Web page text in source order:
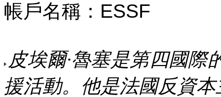
帳戶名稱： ESSF
皮埃爾·魯塞是第四國際
援活動。他是法國反資